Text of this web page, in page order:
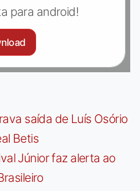
para android!
saída de Luís Osório
Betis
Júnior faz alerta ao